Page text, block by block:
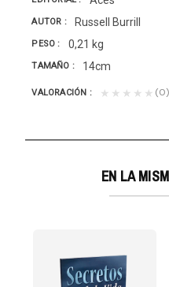
AUTOR Russell Burrill
PESO 0,21 kg
TAMAÑO 14cm
VALORACIÓN ★★★★★ (0)
EN LA